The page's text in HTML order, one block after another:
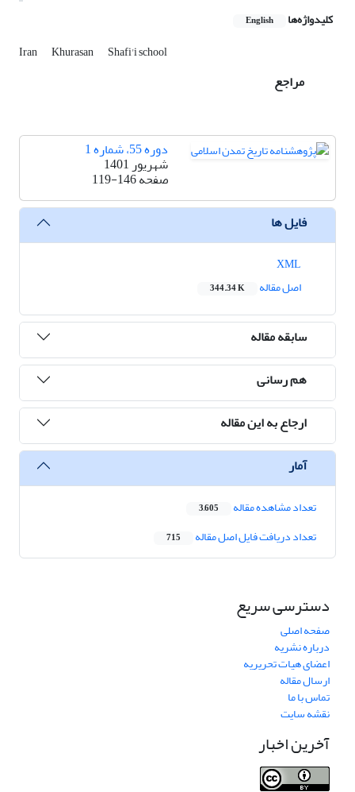
کلیدواژه‌ها English
Iran Khurasan Shafi'i school
مراجع
دوره 55، شماره 1
شهریور 1401
صفحه119-146
فایل ها
اصل مقاله
344.34 K
سابقه مقاله
هم رسانی
ارجاع به این مقاله
آمار
تعداد مشاهده مقاله 3,605
تعداد دریافت فایل اصل مقاله 715
دسترسی سریع
صفحه اصلی
درباره نشریه
اعضای هیات تحریریه
ارسال مقاله
تماس با ما
نقشه سایت
آخرین اخبار